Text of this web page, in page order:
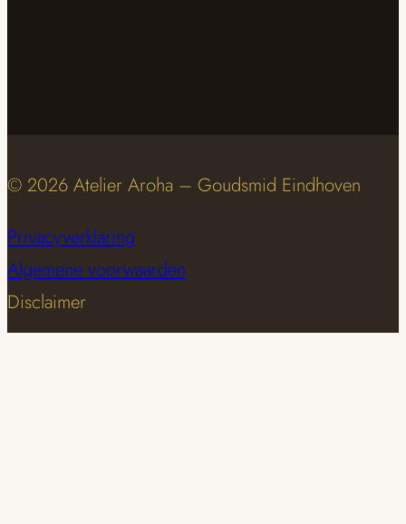
© 2026 Atelier Aroha – Goudsmid Eindhoven
Privacyverklaring
Algemene voorwaarden
Disclaimer